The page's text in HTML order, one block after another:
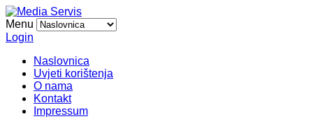
Menu
Login
Naslovnica
Uvjeti korištenja
O nama
Kontakt
Impressum